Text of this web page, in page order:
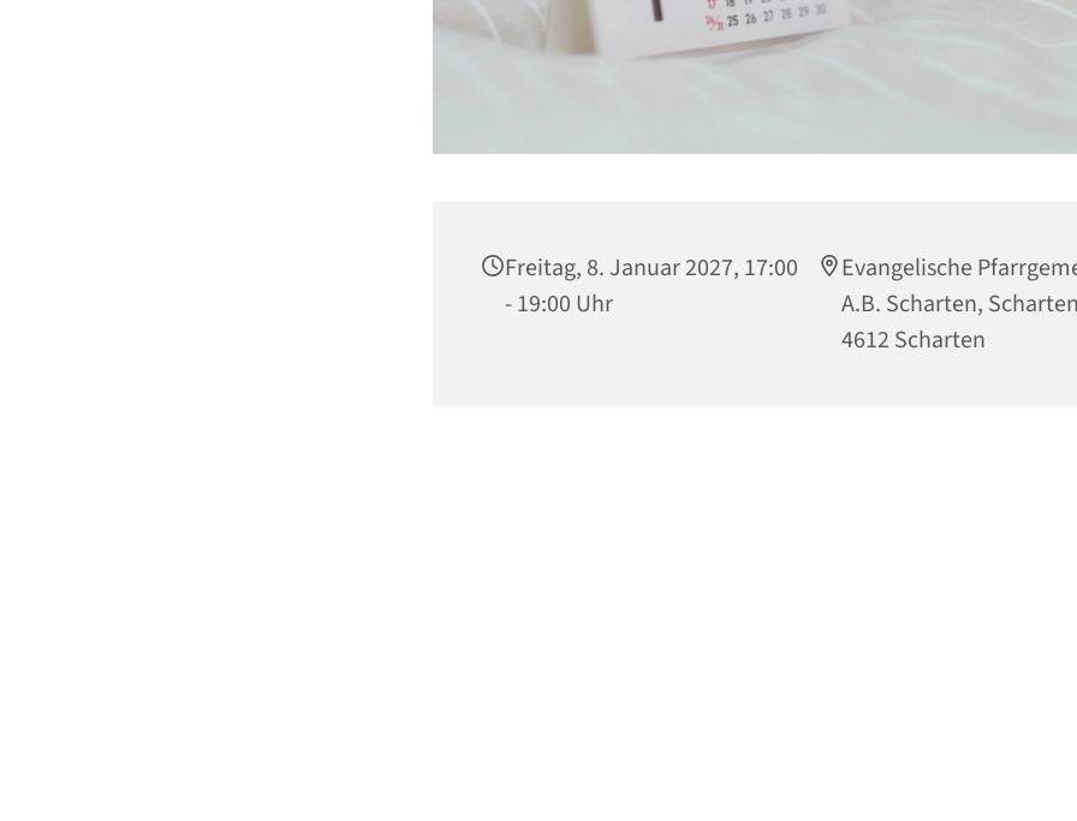
Freitag, 8. Januar 2027, 17:00
- 19:00 Uhr
Evangelische
A.B. Scharten,
4612 Scharten